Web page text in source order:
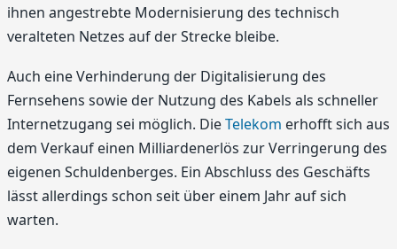
ihnen angestrebte Modernisierung des technisch
veralteten Netzes auf der Strecke bleibe.
Auch eine Verhinderung der Digitalisierung des
Fernsehens sowie der Nutzung des Kabels als schneller
Internetzugang sei möglich. DieTelekom erhofft sich aus
dem Verkauf einen Milliardenerlös zur Verringerung des
eigenen Schuldenberges. Ein Abschluss des Geschäfts
lässt allerdings schon seit über einem Jahr auf sich
warten.